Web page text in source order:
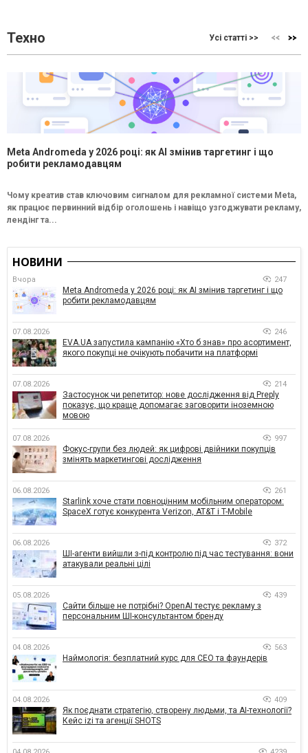
Техно Усі статті >>
Meta Andromeda у 2026 році: як AI змінив таргетинг і що
робити рекламодавцям
Чому креатив став ключовим сигналом для рекламної системи Meta,
як працює первинний відбір оголошень і навіщо узгоджувати рекламу,
лендінг та...
НОВИНИ
Вчора 247
Meta Andromeda у 2026 році: як AI змінив таргетинг і що
робити рекламодавцям
07.08.2026 246
EVA.UA запустила кампанію «Хто б знав» про асортимент,
якого покупці не очікують побачити на платформі
07.08.2026 214
Застосунок чи репетитор: нове дослідження від Preply
показує, що краще допомагає заговорити іноземною
мовою
07.08.2026 997
Фокус-групи без людей: як цифрові двійники покупців
змінять маркетингові дослідження
06.08.2026 261
Starlink хоче стати повноцінним мобільним оператором:
SpaceX готує конкурента Verizon, AT&T і T-Mobile
06.08.2026 372
ШІ-агенти вийшли з-під контролю під час тестування: вони
атакували реальні цілі
05.08.2026 439
Сайти більше не потрібні? OpenAI тестує рекламу з
персональним ШІ-консультантом бренду
04.08.2026 563
Наймологія: безплатний курс для CEO та фаундерів
04.08.2026 409
Як поєднати стратегію, створену людьми, та AI-технології?
Кейс izi та агенції SHOTS